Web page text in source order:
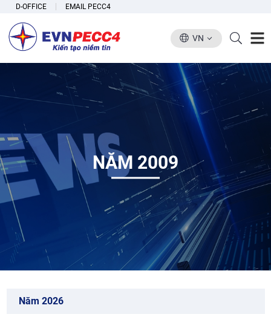
D-OFFICE EMAIL PECC4
VN
NĂM 2009
Năm 2026